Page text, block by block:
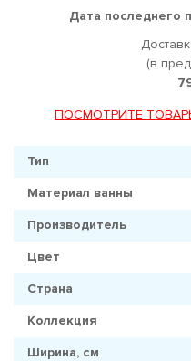
Дата последнего
(в
ПОСМОТРИТЕ
Тип
Материал ванны
Производитель
Цвет
Страна
Коллекция
Ширина, см